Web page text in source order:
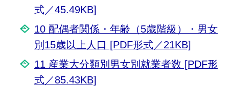
式／45.49KB]
10 配偶者関係・年齢（5歳階級）・男女
別15歳以上人口 [PDF形式／21KB]
11 産業大分類別男女別就業者数 [PDF形
式／85.43KB]